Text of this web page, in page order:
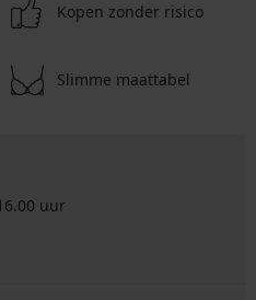
Kopen zonder risico
Slimme maattabel
uur